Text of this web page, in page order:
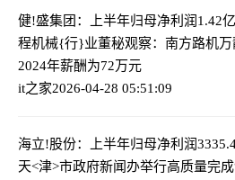
健!盛集团：上半年归母净利润1.42
程机械{行}业董秘观察：南方路机
2024年薪酬为72万元
it之家2026-04-28 05:51:09
海立!股份：上半年归母净利润
天<津>市政府新闻办举行高质量完